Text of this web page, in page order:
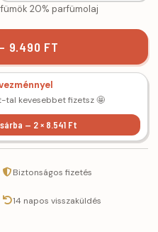
20% parfümolaj
9.490 FT
tal kevesebbet fizetsz 🤩
— 2 × 8.541 Ft
Biztonságos fizetés
14 napos visszaküldés